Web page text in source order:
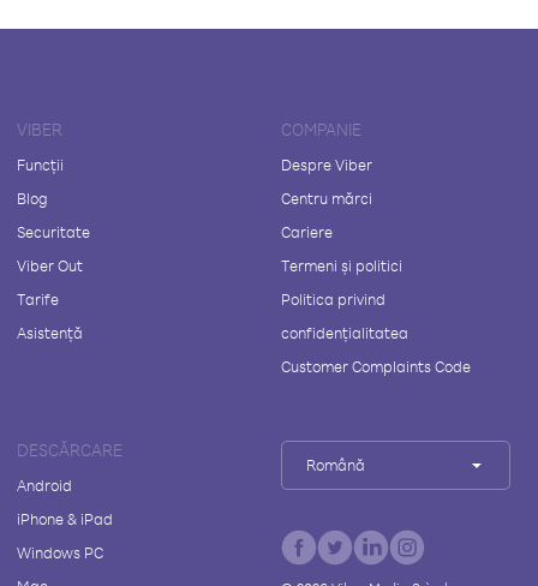
VIBER
Funcții
Blog
Securitate
Viber Out
Tarife
Asistență
COMPANIE
Despre Viber
Centru mărci
Cariere
Termeni și politici
Politica privind
confidențialitatea
Customer Complaints Code
DESCĂRCARE
Android
iPhone & iPad
Windows PC
Română